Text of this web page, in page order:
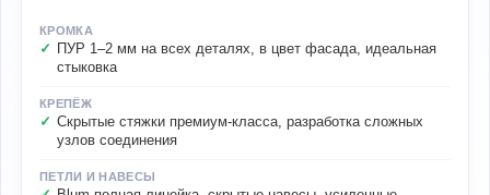
КРОМКА
ПУР 1–2 мм на всех деталях, в цвет фасада, идеальная
стыковка
КРЕПЁЖ
Скрытые стяжки премиум-класса, разработка сложных
узлов соединения
ПЕТЛИ И НАВЕСЫ